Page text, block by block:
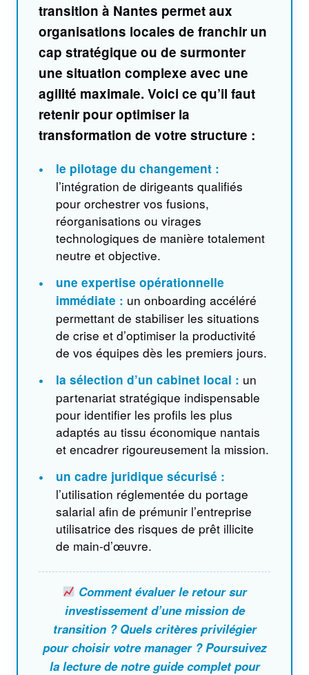
transition à Nantes permet aux
organisations locales de franchir un
cap stratégique ou de surmonter
une situation complexe avec une
agilité maximale. Voici ce qu’il faut
retenir pour optimiser la
transformation de votre structure :
• le pilotage du changement :
l’intégration de dirigeants qualifiés
pour orchestrer vos fusions,
réorganisations ou virages
technologiques de manière totalement
neutre et objective.
•
une expertise opérationnelle
immédiate : un onboarding accéléré
permettant de stabiliser les situations
de crise et d’optimiser la productivité
de vos équipes dès les premiers jours.
• la sélection d’un cabinet local : un
partenariat stratégique indispensable
pour identifier les profils les plus
adaptés au tissu économique nantais
et encadrer rigoureusement la mission.
• un cadre juridique sécurisé :
l’utilisation réglementée du portage
salarial afin de prémunir l’entreprise
utilisatrice des risques de prêt illicite
de main-d’œuvre.
Comment évaluer le retour sur
investissement d’une mission de
transition ? Quels critères privilégier
pour choisir votre manager ? Poursuivez
la lecture de notre guide complet pour